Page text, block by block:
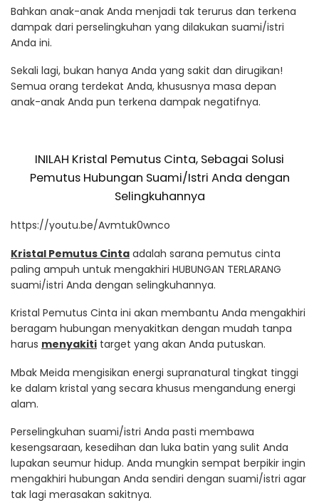
Bahkan anak-anak Anda menjadi tak terurus dan terkena
dampak dari perselingkuhan yang dilakukan suami/istri
Anda ini.
Sekali lagi, bukan hanya Anda yang sakit dan dirugikan!
Semua orang terdekat Anda, khususnya masa depan
anak-anak Anda pun terkena dampak negatifnya.
INILAH Kristal Pemutus Cinta, Sebagai Solusi
Pemutus Hubungan Suami/Istri Anda dengan
Selingkuhannya
https://youtu.be/Avmtuk0wnco
Kristal Pemutus Cinta adalah sarana pemutus cinta
paling ampuh untuk mengakhiri HUBUNGAN TERLARANG
suami/istri Anda dengan selingkuhannya.
Kristal Pemutus Cinta ini akan membantu Anda mengakhiri
beragam hubungan menyakitkan dengan mudah tanpa
harus menyakiti target yang akan Anda putuskan.
Mbak Meida mengisikan energi supranatural tingkat tinggi
ke dalam kristal yang secara khusus mengandung energi
alam.
Perselingkuhan suami/istri Anda pasti membawa
kesengsaraan, kesedihan dan luka batin yang sulit Anda
lupakan seumur hidup. Anda mungkin sempat berpikir ingin
mengakhiri hubungan Anda sendiri dengan suami/istri agar
tak lagi merasakan sakitnya.